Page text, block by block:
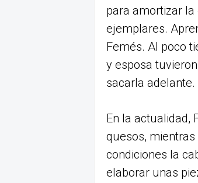
para amortizar
ejemplares.
Femés. Al poco
y esposa
sacarla adelante.
En la actualidad,
quesos,
condiciones la
elaborar unas